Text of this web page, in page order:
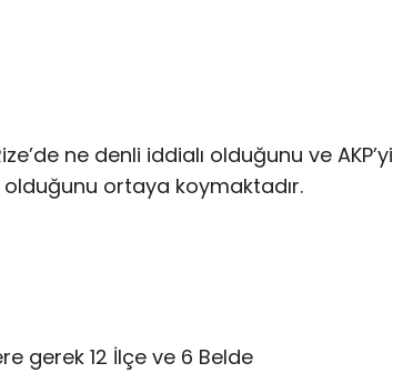
ne denli iddialı olduğunu ve AKP’yi
ortaya koymaktadır.
gerek 12 İlçe ve 6 Belde